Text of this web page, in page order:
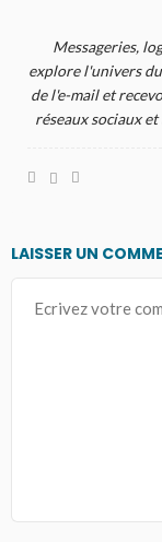
Messageries,
explore l'univers
de l'e-mail et
réseaux sociaux
LAISSER UN